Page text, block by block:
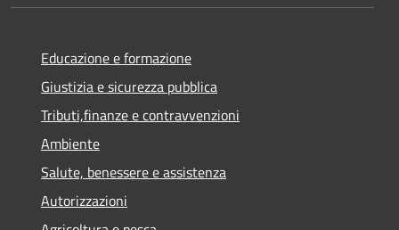
Educazione e formazione
Giustizia e sicurezza pubblica
Tributi,finanze e contravvenzioni
Ambiente
Salute, benessere e assistenza
Autorizzazioni